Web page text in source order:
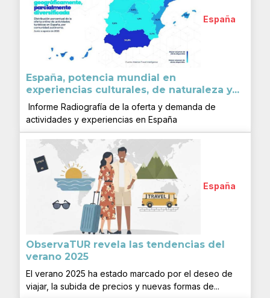
España
España, potencia mundial en
experiencias culturales, de naturaleza y...
Informe Radiografía de la oferta y demanda de
actividades y experiencias en España
España
ObservaTUR revela las tendencias del
verano 2025
El verano 2025 ha estado marcado por el deseo de
viajar, la subida de precios y nuevas formas de...